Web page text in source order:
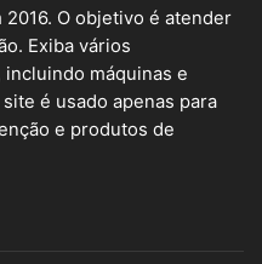
O objetivo é atender
Exiba vários
máquinas e
é usado apenas para
e produtos de